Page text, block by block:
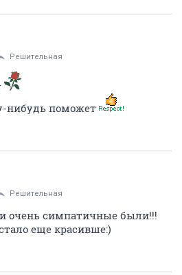
Решительная
нибудь поможет
Решительная
очень симпатичные были!!!
еще красивше:)